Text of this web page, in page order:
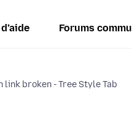
Forums
link broken - Tree Style Tab